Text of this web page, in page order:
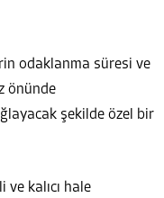
odaklanma süresi ve
önünde
şekilde özel bir
ve kalıcı hale